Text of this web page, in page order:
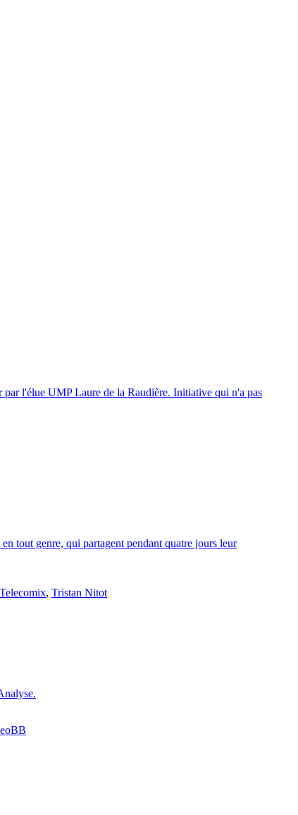
l'élue UMP Laure de la Raudière. Initiative qui n'a pas
tout genre, qui partagent pendant quatre jours leur
Telecomix, Tristan Nitot